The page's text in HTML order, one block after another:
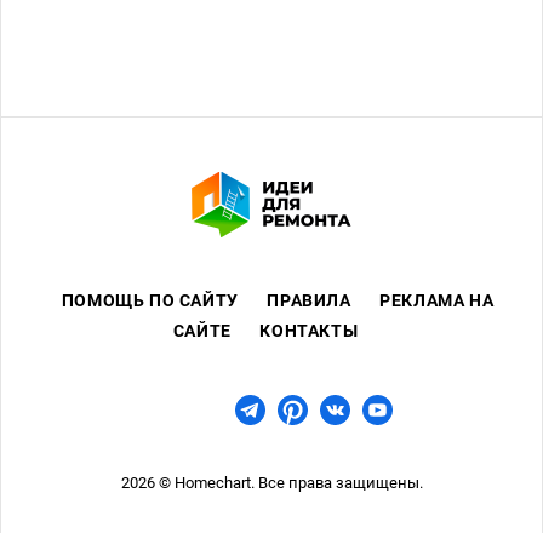
ПОМОЩЬ ПО САЙТУ ПРАВИЛА
РЕКЛАМА НА
САЙТЕ
КОНТАКТЫ
2026 © Homechart. Все права защищены.